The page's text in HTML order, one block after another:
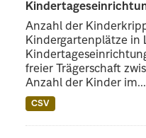
Anzahl der
Kindergartenplätze in
freier Trägerschaft
Anzahl der Kinder im...
CSV